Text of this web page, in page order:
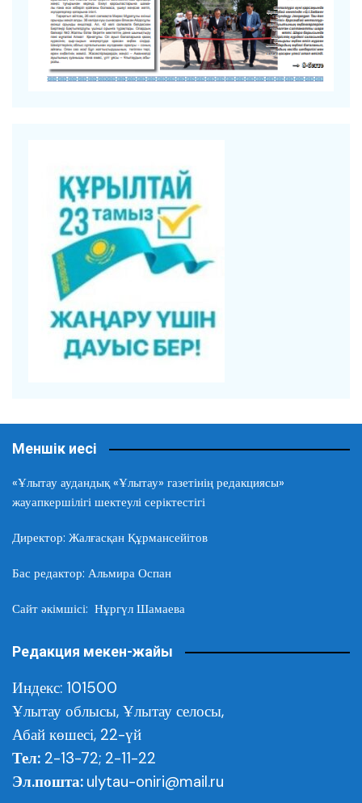
Меншік иесі
«Ұлытау аудандық «Ұлытау» газетінің редакциясы»
жауапкершілігі шектеулі серіктестігі
Директор: Жалғасқан Құрмансейітов
Бас редактор: Альмира Оспан
Сайт әкімшісі: Нұргүл Шамаева
Редакция мекен-жайы
Индекс: 101500
Ұлытау облысы, Ұлытау селосы,
Абай көшесі, 22-үй
Тел: 2-13-72; 2-11-22
Эл.пошта: ulytau-oniri@mail.ru